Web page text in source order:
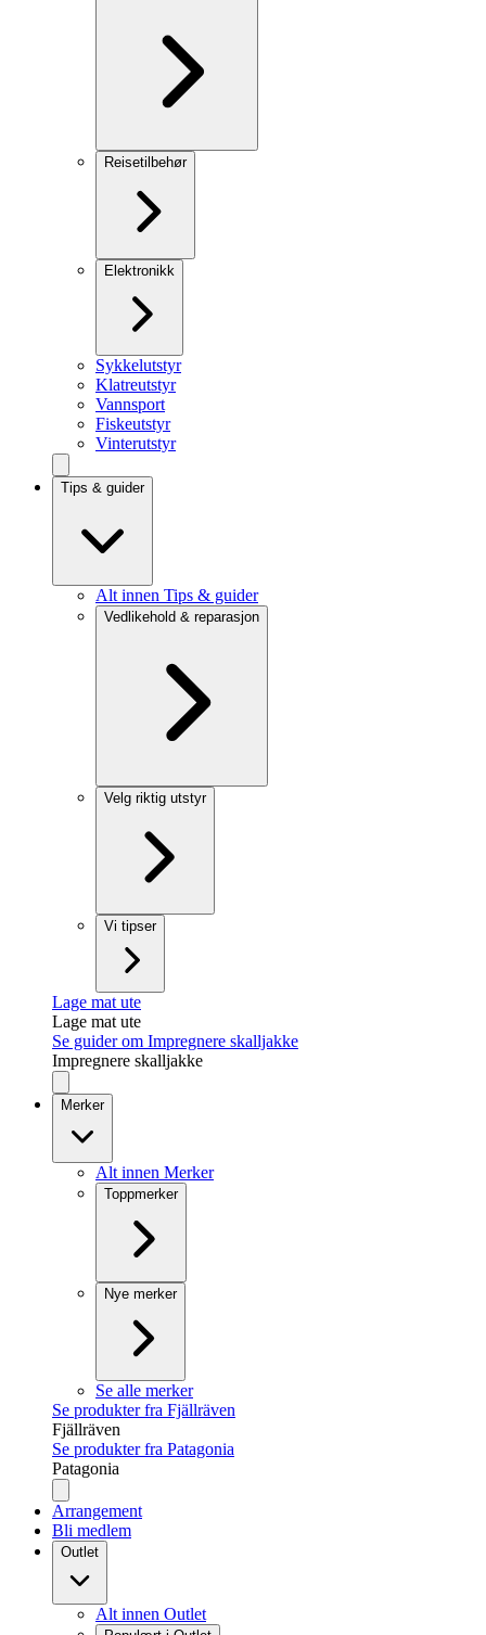
Reisetilbehør
Elektronikk
Sykkelutstyr
Klatreutstyr
Vannsport
Fiskeutstyr
Vinterutstyr
Tips & guider
Alt innen Tips & guider
Vedlikehold & reparasjon
Velg riktig utstyr
Vi tipser
Lage mat ute
Lage mat ute
Se guider om Impregnere skalljakke
Impregnere skalljakke
Merker
Alt innen Merker
Toppmerker
Nye merker
Se alle merker
Se produkter fra Fjällräven
Fjällräven
Se produkter fra Patagonia
Patagonia
Arrangement
Bli medlem
Outlet
Alt innen Outlet